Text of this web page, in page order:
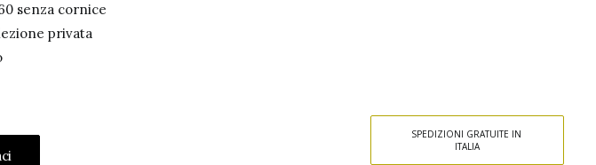
senza cornice
privata
SPEDIZIONI GRATUITE IN
ITALIA